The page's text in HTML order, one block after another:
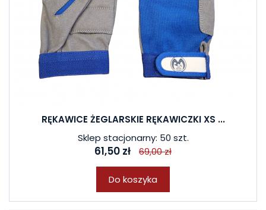
RĘKAWICE ŻEGLARSKIE RĘKAWICZKI XS ...
Sklep stacjonarny: 50 szt.
61,50 zł 69,00 zł
Do koszyka